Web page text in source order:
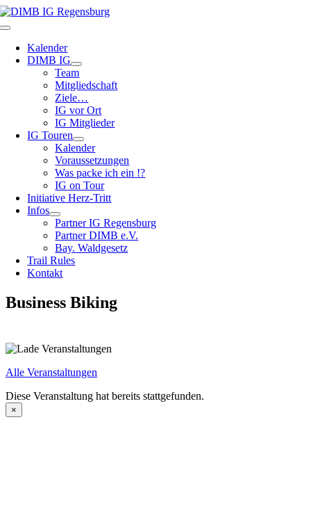
Zum
Inhalt
Toggle
NavigationKalender
DIMB IG
Team
Mitgliedschaft
Ziele…
IG vor Ort
IG Mitglieder
IG Touren
Kalender
Voraussetzungen
Was packe ich ein !?
IG on Tour
Initiative Herz-Tritt
Infos
Partner IG Regensburg
Partner DIMB e.V.
Bay. Waldgesetz
Trail Rules
Kontakt
Business Biking
Alle Veranstaltungen
Diese Veranstaltung hat bereits stattgefunden.
×